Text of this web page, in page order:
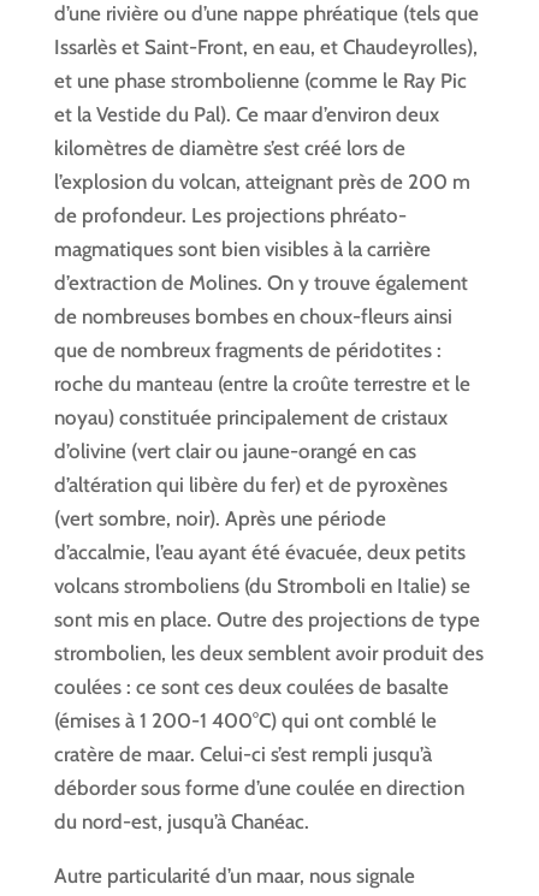
d’une rivière ou d’une nappe phréatique (tels que
Issarlès et Saint-Front, en eau, et Chaudeyrolles),
et une phase strombolienne (comme le Ray Pic
et la Vestide du Pal). Ce maar d’environ deux
kilomètres de diamètre s’est créé lors de
l’explosion du volcan, atteignant près de 200 m
de profondeur. Les projections phréato-
magmatiques sont bien visibles à la carrière
d’extraction de Molines. On y trouve également
de nombreuses bombes en choux-fleurs ainsi
que de nombreux fragments de péridotites :
roche du manteau (entre la croûte terrestre et le
noyau) constituée principalement de cristaux
d’olivine (vert clair ou jaune-orangé en cas
d’altération qui libère du fer) et de pyroxènes
(vert sombre, noir). Après une période
d’accalmie, l’eau ayant été évacuée, deux petits
volcans stromboliens (du Stromboli en Italie) se
sont mis en place. Outre des projections de type
strombolien, les deux semblent avoir produit des
coulées : ce sont ces deux coulées de basalte
(émises à 1 200-1 400°C) qui ont comblé le
cratère de maar. Celui-ci s’est rempli jusqu’à
déborder sous forme d’une coulée en direction
du nord-est, jusqu’à Chanéac.
Autre particularité d’un maar, nous signale